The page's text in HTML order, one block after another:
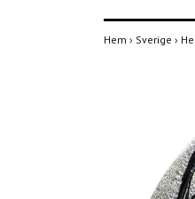
Hem › Sverige ›